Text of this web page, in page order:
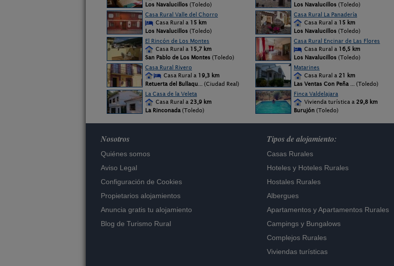
Los Navalucillos (Toledo)
Los Navalucillos (Toledo)
Casa Rural Valle del Chorro
Casa Rural a 15 km
Los Navalucillos (Toledo)
Casa Rural La Panadería
Casa Rural a 15 km
Los Navalucillos (Toledo)
El Rincón de Los Montes
Casa Rural a 15,7 km
San Pablo de Los Montes (Toledo)
Casa Rural Encinar de Las Flores
Casa Rural a 16,5 km
Los Navalucillos (Toledo)
Casa Rural Rivero
Casa Rural a 19,3 km
Retuerta del Bullaqu... (Ciudad Real)
Matarines
Casa Rural a 21 km
Las Ventas Con Peña ... (Toledo)
La Casa de la Veleta
Casa Rural a 23,9 km
La Rinconada (Toledo)
Finca Valdelajara
Vivienda turística a 29,8 km
Burujón (Toledo)
Nosotros
Quiénes somos
Aviso Legal
Configuración de Cookies
Propietarios alojamientos
Anuncia gratis tu alojamiento
Blog de Turismo Rural
Tipos de alojamiento:
Casas Rurales
Hoteles y Hoteles Rurales
Hostales Rurales
Albergues
Apartamentos yApartamentos Rurales
Campings y Bungalows
Complejos Rurales
Viviendas turísticas